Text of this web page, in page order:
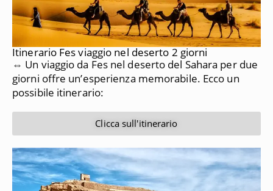
Itinerario Fes viaggio nel deserto 2 giorni
⇔ Un viaggio da Fes nel deserto del Sahara per due
giorni offre un’esperienza memorabile. Ecco un
possibile itinerario:
Clicca sull'itinerario